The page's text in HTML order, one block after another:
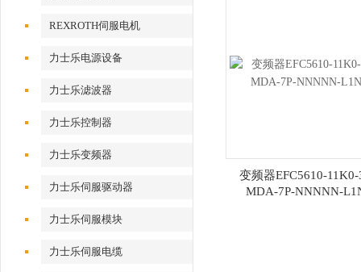
REXROTH伺服电机
力士乐电源设备
力士乐滤波器
力士乐控制器
力士乐变频器
力士乐伺服驱动器
力士乐伺服模块
力士乐伺服电缆
变频器EFC5610-11K0-
MDA-7P-NNNNN-